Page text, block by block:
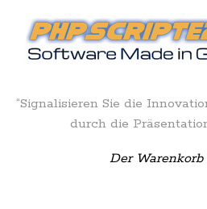
“Signalisieren Sie die
durch die
Der Warenkorb